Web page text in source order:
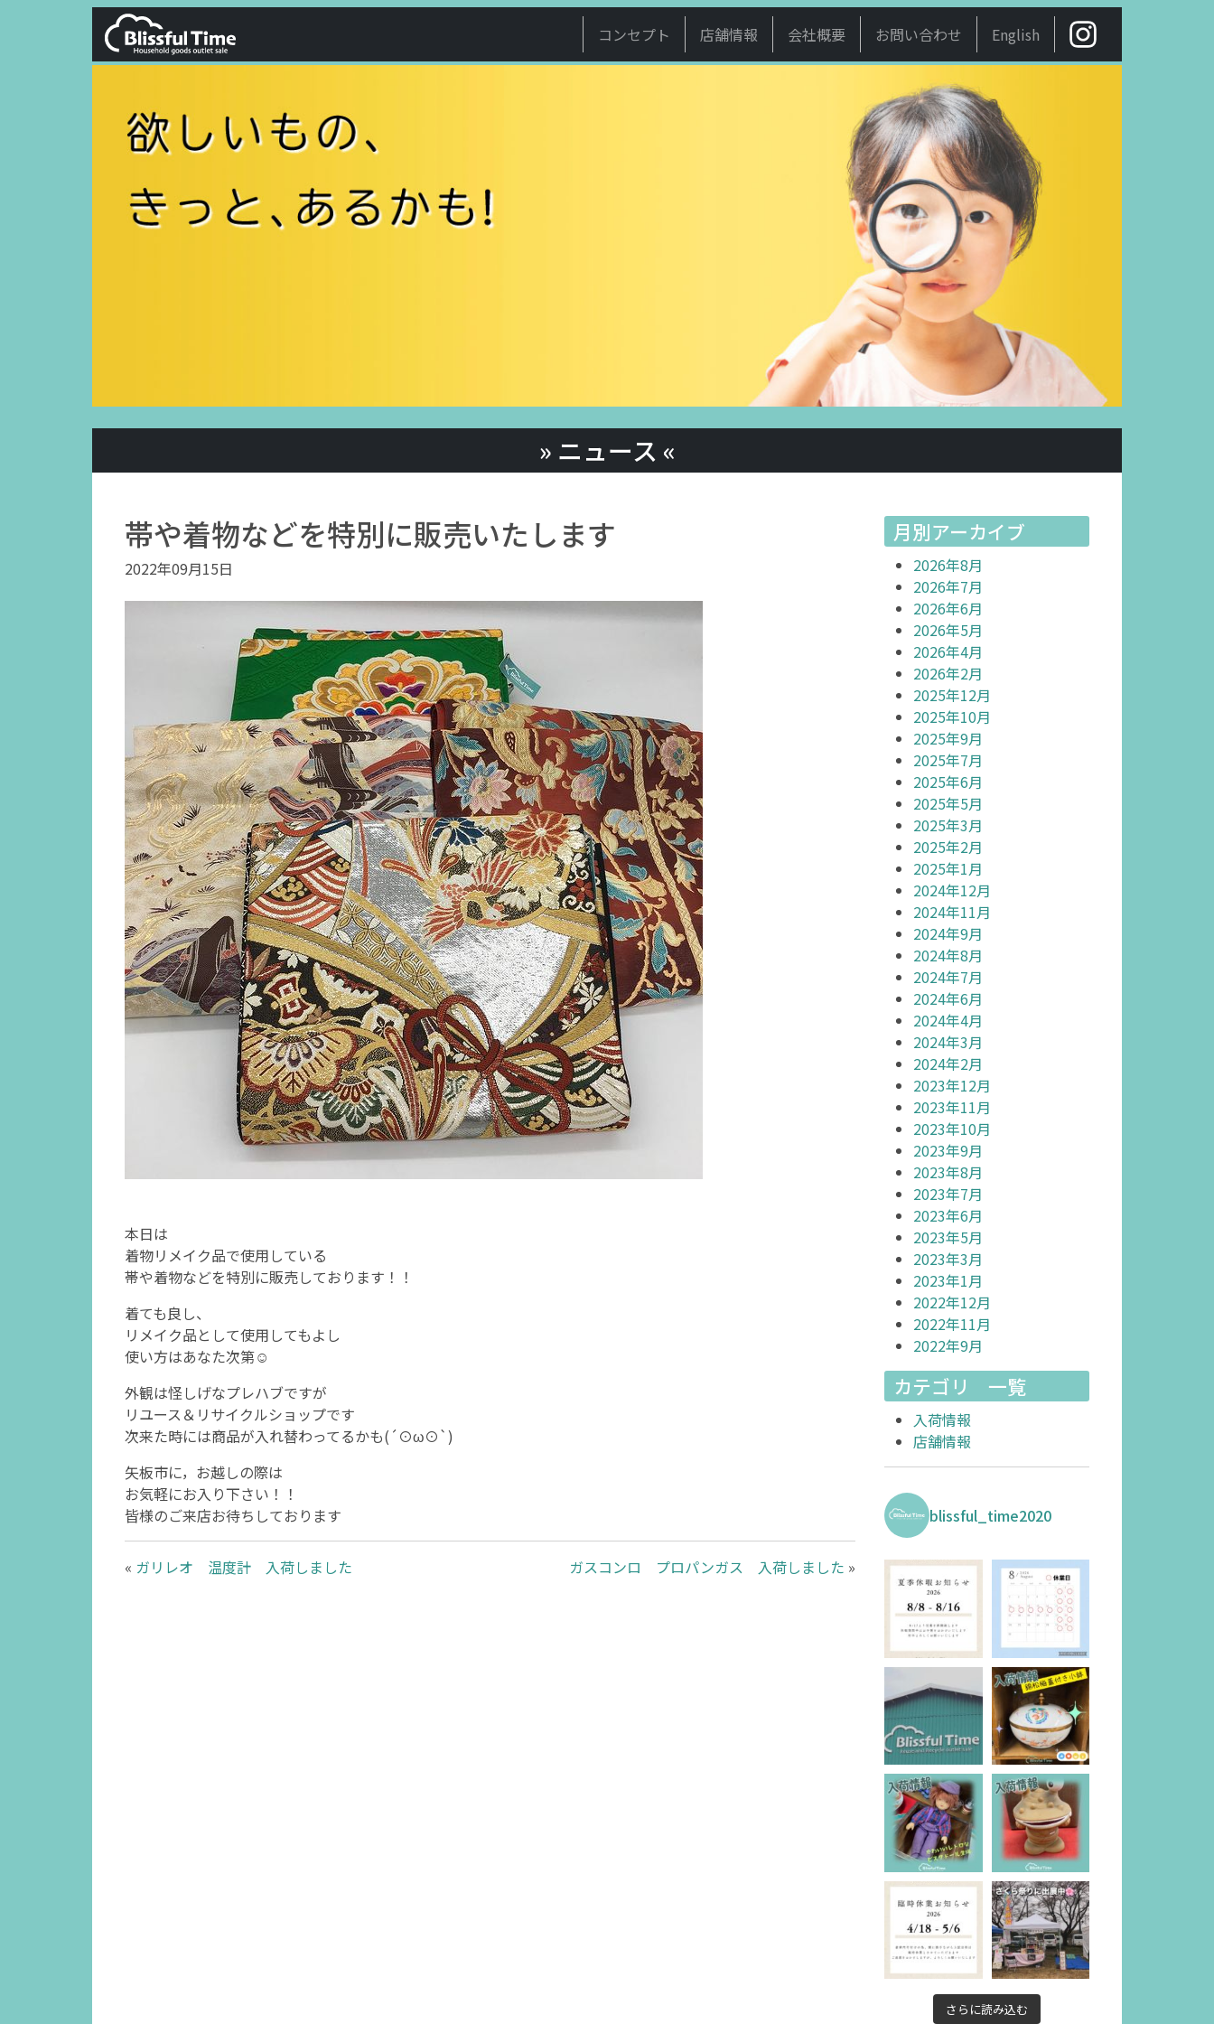
コンセプト 店舗情報 会社概要 お問い合わせ English
» ニュース «
帯や着物などを特別に販売いたします
2022年09月15日
本日は
着物リメイク品で使用している
帯や着物などを特別に販売しております！！
着ても良し、
リメイク品として使用してもよし
使い方はあなた次第☺️
外観は怪しげなプレハブですが
リユース＆リサイクルショップです
次来た時には商品が入れ替わってるかも(´⊙ω⊙`)
矢板市に，お越しの際は
お気軽にお入り下さい！！
皆様のご来店お待ちしております
« ガリレオ 温度計 入荷しました ガスコンロ プロパンガス 入荷しました »
月別アーカイブ
2026年8月
2026年7月
2026年6月
2026年5月
2026年4月
2026年2月
2025年12月
2025年10月
2025年9月
2025年7月
2025年6月
2025年5月
2025年3月
2025年2月
2025年1月
2024年12月
2024年11月
2024年9月
2024年8月
2024年7月
2024年6月
2024年4月
2024年3月
2024年2月
2023年12月
2023年11月
2023年10月
2023年9月
2023年8月
2023年7月
2023年6月
2023年5月
2023年3月
2023年1月
2022年12月
2022年11月
2022年9月
カテゴリ 一覧
入荷情報
店舗情報
blissful_time2020
さらに読み込む